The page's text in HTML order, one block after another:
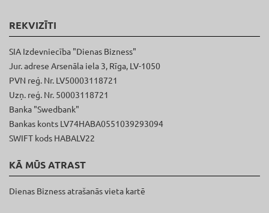
REKVIZĪTI
SIA Izdevniecība "Dienas Bizness"
Jur. adrese Arsenāla iela 3, Rīga, LV-1050
PVN reģ. Nr. LV50003118721
Uzņ. reģ. Nr. 50003118721
Banka "Swedbank"
Bankas konts LV74HABA0551039293094
SWIFT kods HABALV22
KĀ MŪS ATRAST
Dienas Bizness atrašanās vieta kartē